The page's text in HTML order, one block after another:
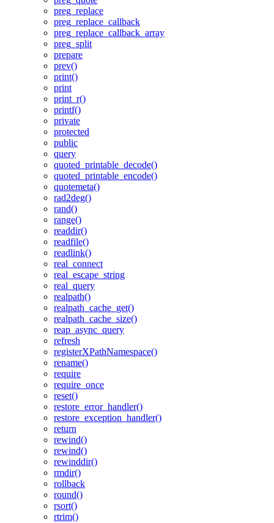
preg_replace
preg_replace_callback
preg_replace_callback_array
preg_split
prepare
prev()
print()
print
print_r()
printf()
private
protected
public
query
quoted_printable_decode()
quoted_printable_encode()
quotemeta()
rad2deg()
rand()
range()
readdir()
readfile()
readlink()
real_connect
real_escape_string
real_query
realpath()
realpath_cache_get()
realpath_cache_size()
reap_async_query
refresh
registerXPathNamespace()
rename()
require
require_once
reset()
restore_error_handler()
restore_exception_handler()
return
rewind()
rewind()
rewinddir()
rmdir()
rollback
round()
rsort()
rtrim()